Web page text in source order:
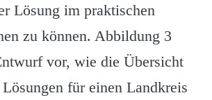
Lösung im praktischen
zu können. Abbildung 3
vor, wie die Übersicht
für einen Landkreis